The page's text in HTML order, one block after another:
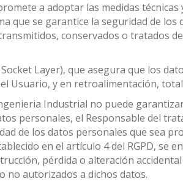
a adoptar las medidas
que se garantice la seguridad de
conservados o tratados
Layer), que asegura que los
Usuario, y en retroalimentación,
Industrial no puede
personales, el Responsable del
de los datos personales que sea
en el artículo 4 del RGPD, se
pérdida o alteración
no autorizados a dichos datos.